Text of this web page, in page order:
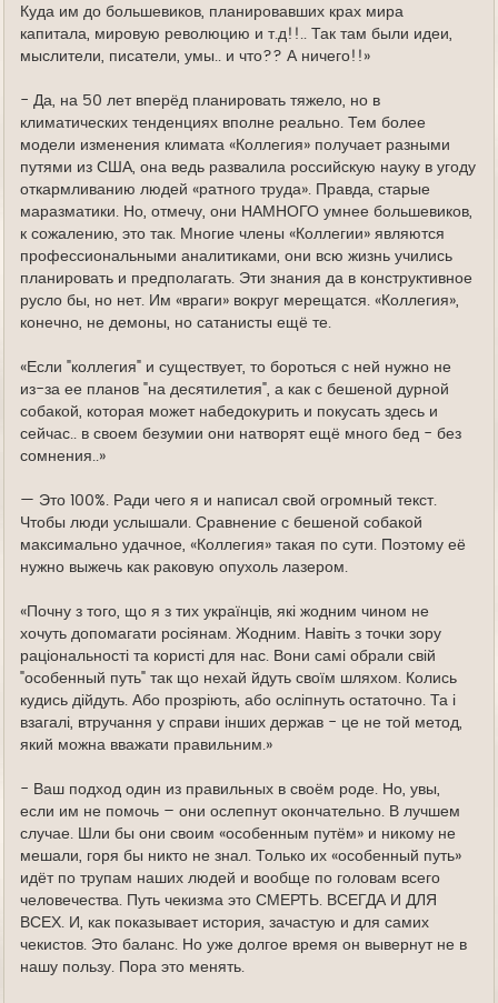
Куда им до большевиков, планировавших крах мира
капитала, мировую революцию и т.д!!.. Так там были идеи,
мыслители, писатели, умы.. и что?? А ничего!!»
- Да, на 50 лет вперёд планировать тяжело, но в
климатических тенденциях вполне реально. Тем более
модели изменения климата «Коллегия» получает разными
путями из США, она ведь развалила российскую науку в угоду
откармливанию людей «ратного труда». Правда, старые
маразматики. Но, отмечу, они НАМНОГО умнее большевиков,
к сожалению, это так. Многие члены «Коллегии» являются
профессиональными аналитиками, они всю жизнь учились
планировать и предполагать. Эти знания да в конструктивное
русло бы, но нет. Им «враги» вокруг мерещатся. «Коллегия»,
конечно, не демоны, но сатанисты ещё те.
«Если "коллегия" и существует, то бороться с ней нужно не
из-за ее планов "на десятилетия", а как с бешеной дурной
собакой, которая может набедокурить и покусать здесь и
сейчас.. в своем безумии они натворят ещё много бед - без
сомнения..»
— Это 100%. Ради чего я и написал свой огромный текст.
Чтобы люди услышали. Сравнение с бешеной собакой
максимально удачное, «Коллегия» такая по сути. Поэтому её
нужно выжечь как раковую опухоль лазером.
«Почну з того, що я з тих українців, які жодним чином не
хочуть допомагати росіянам. Жодним. Навіть з точки зору
раціональності та користі для нас. Вони самі обрали свій
"особенный путь" так що нехай йдуть своїм шляхом. Колись
кудись дійдуть. Або прозріють, або осліпнуть остаточно. Та і
взагалі, втручання у справи інших держав - це не той метод,
який можна вважати правильним.»
- Ваш подход один из правильных в своём роде. Но, увы,
если им не помочь – они ослепнут окончательно. В лучшем
случае. Шли бы они своим «особенным путём» и никому не
мешали, горя бы никто не знал. Только их «особенный путь»
идёт по трупам наших людей и вообще по головам всего
человечества. Путь чекизма это СМЕРТЬ. ВСЕГДА И ДЛЯ
ВСЕХ. И, как показывает история, зачастую и для самих
чекистов. Это баланс. Но уже долгое время он вывернут не в
нашу пользу. Пора это менять.